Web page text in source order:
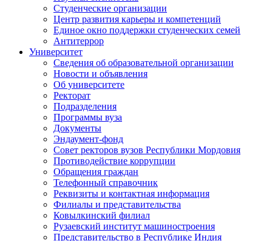
Студенческие организации
Центр развития карьеры и компетенций
Единое окно поддержки студенческих семей
Антитеррор
Университет
Сведения об образовательной организации
Новости и объявления
Об университете
Ректорат
Подразделения
Программы вуза
Документы
Эндаумент-фонд
Совет ректоров вузов Республики Мордовия
Противодействие коррупции
Обращения граждан
Телефонный справочник
Реквизиты и контактная информация
Филиалы и представительства
Ковылкинский филиал
Рузаевский институт машиностроения
Представительство в Республике Индия